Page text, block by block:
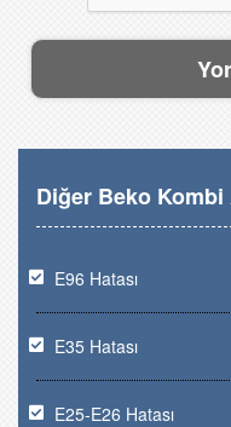
Diğer Beko Kombi
E96 Hatası
E35 Hatası
E25-E26 Hatası